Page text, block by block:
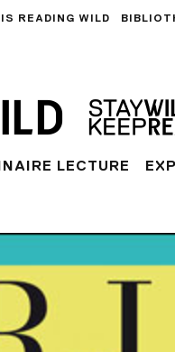
READING WILD
LECTURE